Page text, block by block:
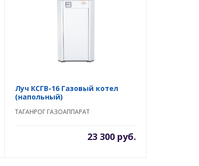
Луч КСГВ-16 Газовый котел
(напольный)
ТАГАНРОГ ГАЗОАППАРАТ
23 300 руб.